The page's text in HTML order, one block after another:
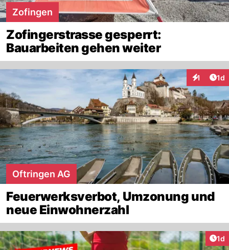
Zofingen
Zofingerstrasse gesperrt:
Bauarbeiten gehen weiter
1 1d
Oftringen AG
Feuerwerksverbot, Umzonung und
neue Einwohnerzahl
1d